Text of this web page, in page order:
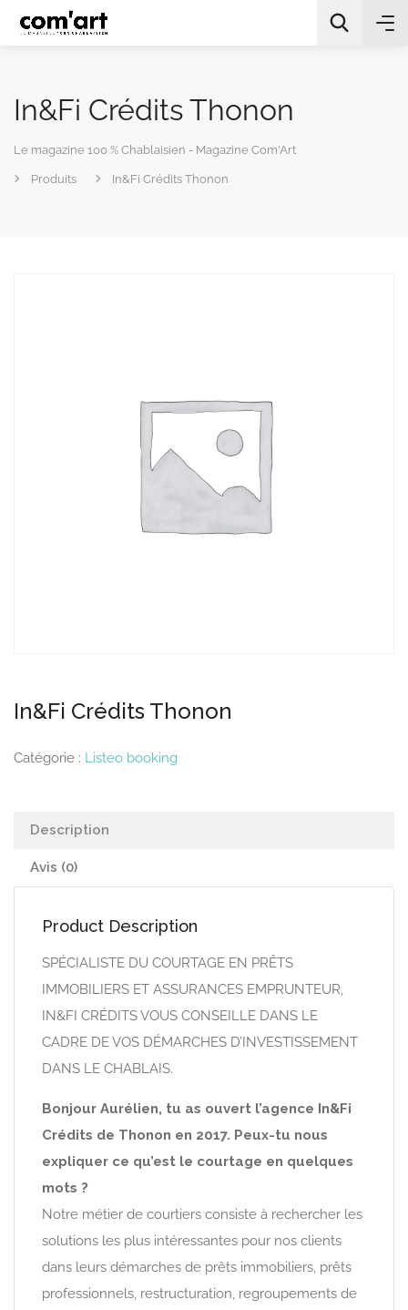
In&Fi Crédits Thonon
Le magazine 100 % Chablaisien - Magazine Com'Art
Produits In&Fi Crédits Thonon
In&Fi Crédits Thonon
Catégorie : Listeo booking
Description
Avis (0)
Product Description
SPÉCIALISTE DU COURTAGE EN PRÊTS
IMMOBILIERS ET ASSURANCES EMPRUNTEUR,
IN&FI CRÉDITS VOUS CONSEILLE DANS LE
CADRE DE VOS DÉMARCHES D’INVESTISSEMENT
DANS LE CHABLAIS.
Bonjour Aurélien, tu as ouvert l’agence In&Fi
Crédits de Thonon en 2017. Peux-tu nous
expliquer ce qu’est le courtage en quelques
mots ?
Notre métier de courtiers consiste à rechercher les
solutions les plus intéressantes pour nos clients
dans leurs démarches de prêts immobiliers, prêts
professionnels, restructuration, regroupements de